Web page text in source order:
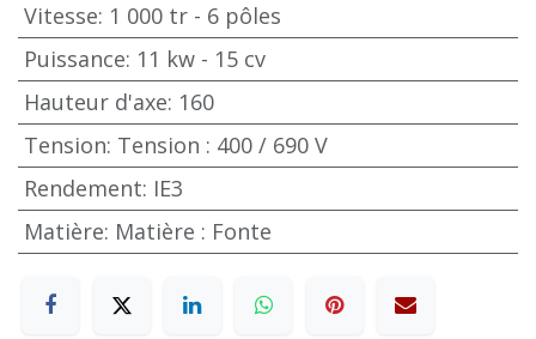
Vitesse: 1 000 tr - 6 pôles
Puissance: 11 kw - 15 cv
Hauteur d'axe: 160
Tension: Tension : 400 / 690 V
Rendement: IE3
Matière: Matière : Fonte